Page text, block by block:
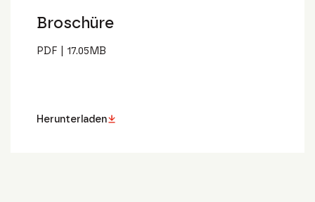
Broschüre
PDF 17.05MB
Herunterladen